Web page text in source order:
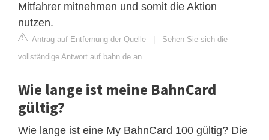
Mitfahrer mitnehmen und somit die Aktion
nutzen.
Antrag auf Entfernung der Quelle
Sehen Sie sich die
vollständige Antwort auf bahn.de an
Wie lange ist meine BahnCard
gültig?
Wie lange ist eine My BahnCard 100 gültig? Die